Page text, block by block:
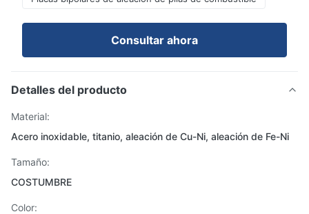
Consultar ahora
Detalles del producto
Material:
Acero inoxidable, titanio, aleación de Cu-Ni, aleación de Fe-Ni
Tamaño:
COSTUMBRE
Color: